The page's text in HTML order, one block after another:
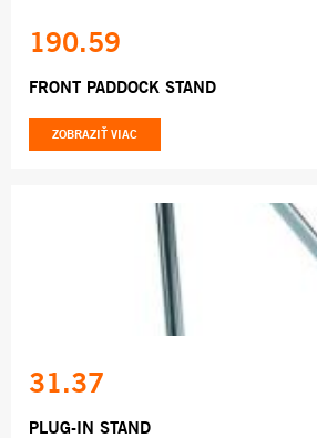
190.59
FRONT PADDOCK STAND
ZOBRAZIŤ VIAC
31.37
PLUG-IN STAND